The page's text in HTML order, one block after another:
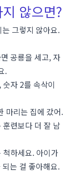
않으면?
그렇지 않아요.
공룡을 세고, 자
.
자 2를 속삭이
마리는 집에 갔어.
련보다 더 잘 남
하세요. 아이가
는 걸 좋아해요.